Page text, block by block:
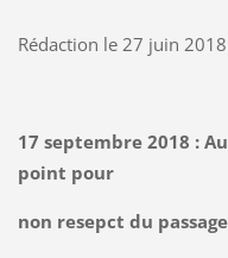
Rédaction le 27 juin 2018
17 septembre 2018 :
point pour
non resepct du